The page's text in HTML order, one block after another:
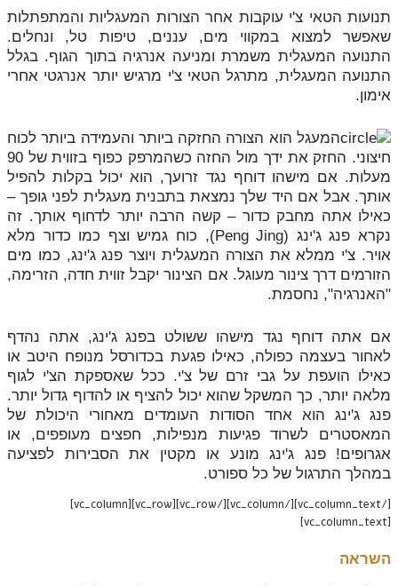
תנועות הטאי צ'י עוקבות אחר הצורות המעגליות והמתפתלות
שאפשר למצוא במקווי מים, עננים, טיפות טל, ונחלים.
התנועה המעגלית משמרת ומניעה אנרגיה בתוך הגוף. בגלל
התנועה המעגלית, מתרגל הטאי צ'י מרגיש יותר אנרגטי אחרי
אימון.
המעגל הוא הצורה החזקה ביותר והעמידה ביותר לכוח
חיצוני. החזק את ידך מול החזה כשהמרפק כפוף בזווית של 90
מעלות. אם מישהו דוחף נגד זרועך, הוא יכול בקלות להפיל
אותך. אבל אם היד שלך נמצאת בתבנית מעגלית לפני גופך –
כאילו אתה מחבק כדור – קשה הרבה יותר לדחוף אותך. זה
נקרא פנג ג'ינג (Peng Jing), כוח גמיש וצף כמו כדור מלא
אויר. צ'י ממלא את הצורה המעגלית ויוצר פנג ג'ינג, כמו מים
הזורמים דרך צינור מעוגל. אם הצינור יקבל זווית חדה, הזרימה,
"האנרגיה", נחסמת.
אם אתה דוחף נגד מישהו ששולט בפנג ג'ינג, אתה נהדף
לאחור בעצמה כפולה, כאילו פגעת בכדורסל מנופח היטב או
כאילו הועפת על גבי זרם של צ'י. ככל שאספקת הצ'י לגוף
מלאה יותר, כך המשקל שהוא יכול להציף או להדוף גדול יותר.
פנג ג'ינג הוא אחד הסודות העומדים מאחורי היכולת של
המאסטרים לשרוד פגיעות מנפילות, חפצים מעופפים, או
אגרופים! פנג ג'ינג מונע או מקטין את הסבירות לפציעה
במהלך התרגול של כל ספורט.
[/vc_column_text][/vc_column][/vc_row][vc_row][vc_column]
[vc_column_text]
השראה